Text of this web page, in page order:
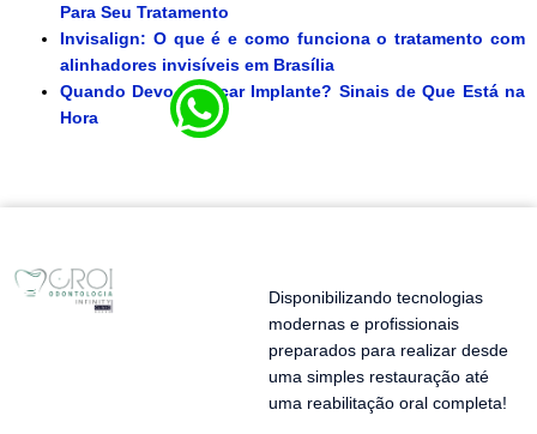
Para Seu Tratamento
Invisalign: O que é e como funciona o tratamento com
alinhadores invisíveis em Brasília
Quando Devo Colocar Implante? Sinais de Que Está na
Hora
Disponibilizando tecnologias
modernas e profissionais
preparados para realizar desde
uma simples restauração até
uma reabilitação oral completa!